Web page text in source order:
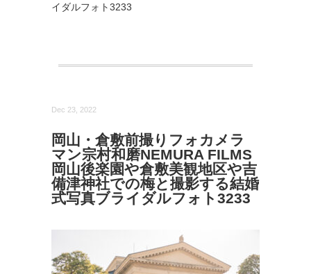
イダルフォト3233
Dec 23, 2022
岡山・倉敷前撮りフォカメラ
マン宗村和磨NEMURA FILMS
岡山後楽園や倉敷美観地区や吉
備津神社での梅と撮影する結婚
式写真ブライダルフォト3233